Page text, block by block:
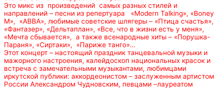
Это микс из произведений самых разных стилей и
направлений – песни из репертуара «Modern Talking», «Boney
M», «АВВА», любимые советские шлягеры – «Птица счастья»,
«Фантазер», «Дельтаплан», «Все, что в жизни есть у меня»,
«Мечта сбывается», а также всенародные хиты – «Порушка-
Параня», «Сиртаки», «Париже танго»…
Этот концерт – настоящий праздник танцевальной музыки и
мажорного настроения, калейдоскоп национальных красок и
встреча с замечательными музыкантами, любимцами
иркутской публики: аккордеонистом – заслуженным артистом
России Александром Чудновским, певцами –лауреатом